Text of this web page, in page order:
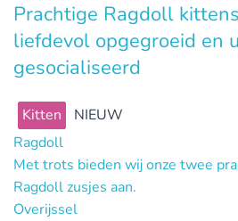
Prachtige Ragdoll
liefdevol opgegroeid en
gesocialiseerd
Kitten
NIEUW
Ragdoll
Met trots bieden wij onze twee
Ragdoll zusjes aan.
Overijssel